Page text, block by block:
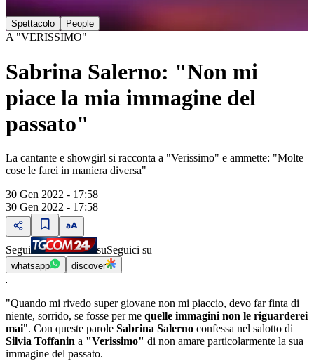
Spettacolo People
A "VERISSIMO"
Sabrina Salerno: "Non mi
piace la mia immagine del
passato"
La cantante e showgirl si racconta a "Verissimo" e ammette: "Molte
cose le farei in maniera diversa"
30 Gen 2022 - 17:58
30 Gen 2022 - 17:58
Segui suSeguici su
whatsapp discover
"Quando mi rivedo super giovane non mi piaccio, devo far finta di
niente, sorrido, se fosse per me quelle immagini non le riguarderei
mai". Con queste parole Sabrina Salerno confessa nel salotto di
Silvia Toffanin a "Verissimo" di non amare particolarmente la sua
immagine del passato.